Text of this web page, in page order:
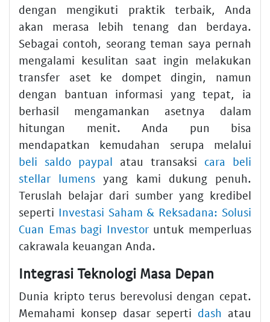
dengan mengikuti praktik terbaik, Anda
akan merasa lebih tenang dan berdaya.
Sebagai contoh, seorang teman saya pernah
mengalami kesulitan saat ingin melakukan
transfer aset ke dompet dingin, namun
dengan bantuan informasi yang tepat, ia
berhasil mengamankan asetnya dalam
hitungan menit. Anda pun bisa
mendapatkan kemudahan serupa melalui
beli saldo paypal atau transaksi cara beli
stellar lumens yang kami dukung penuh.
Teruslah belajar dari sumber yang kredibel
seperti Investasi Saham & Reksadana: Solusi
Cuan Emas bagi Investoruntuk memperluas
cakrawala keuangan Anda.
Integrasi Teknologi Masa Depan
Dunia kripto terus berevolusi dengan cepat.
Memahami konsep dasar seperti dash atau